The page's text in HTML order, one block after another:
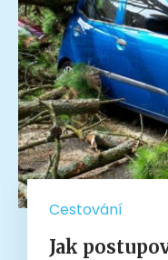
Cestování
Jak